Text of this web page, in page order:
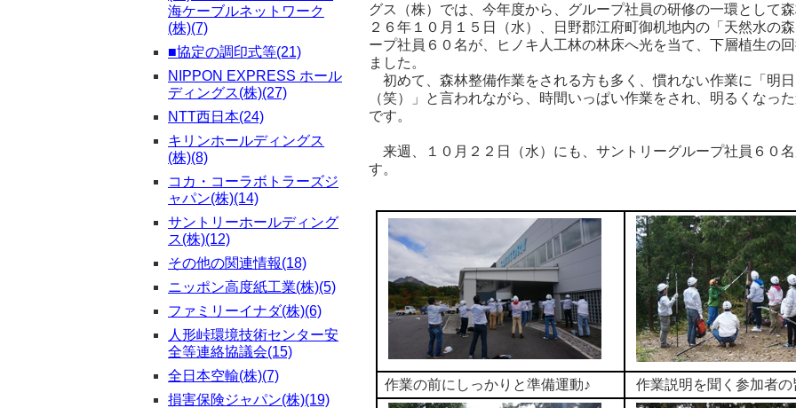
海ケーブルネットワーク
(株)(7)
■協定の調印式等(21)
NIPPON EXPRESS ホール
ディングス(株)(27)
NTT西日本(24)
キリンホールディングス
(株)(8)
コカ・コーラボトラーズジ
ャパン(株)(14)
サントリーホールディング
ス(株)(12)
その他の関連情報(18)
ニッポン高度紙工業(株)(5)
ファミリーイナダ(株)(6)
人形峠環境技術センター安
全等連絡協議会(15)
全日本空輸(株)(7)
損害保険ジャパン(株)(19)
グス（株）では、今年度から、グループ社員の研修の一環として
２６年１０月１５日（水）、日野郡江府町御机地内の「天然水の
ープ社員６０名が、ヒノキ人工林の林床へ光を当て、下層植生の
ました。
初めて、森林整備作業をされる方も多く、慣れない作業に「明
（笑）」と言われながら、時間いっぱい作業をされ、明るくなっ
です。
来週、１０月２２日（水）にも、サントリーグループ社員６０
す。
作業の前にしっかりと準備運動♪ 作業説明を聞く参加者の